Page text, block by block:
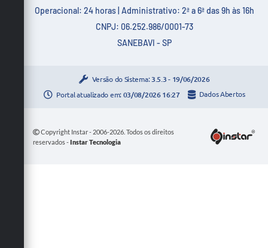
Operacional: 24 horas | Administrativo: 2ª a 6ª das 9h às 16h
CNPJ: 06.252.986/0001-73
SANEBAVI - SP
Versão do Sistema: 3.5.3 - 19/06/2026
Portal atualizado em: 03/08/2026 16:27 Dados Abertos
Copyright Instar - 2006-2026. Todos os direitos
reservados -Instar Tecnologia